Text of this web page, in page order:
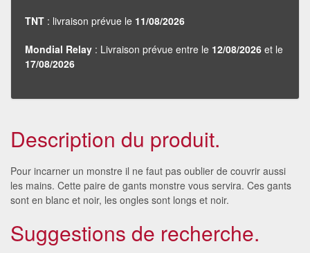
TNT : livraison prévue le 11/08/2026
Mondial Relay : Livraison prévue entre le 12/08/2026 et le
17/08/2026
Description du produit.
Pour incarner un monstre il ne faut pas oublier de couvrir aussi
les mains. Cette paire de gants monstre vous servira. Ces gants
sont en blanc et noir, les ongles sont longs et noir.
Suggestions de recherche.